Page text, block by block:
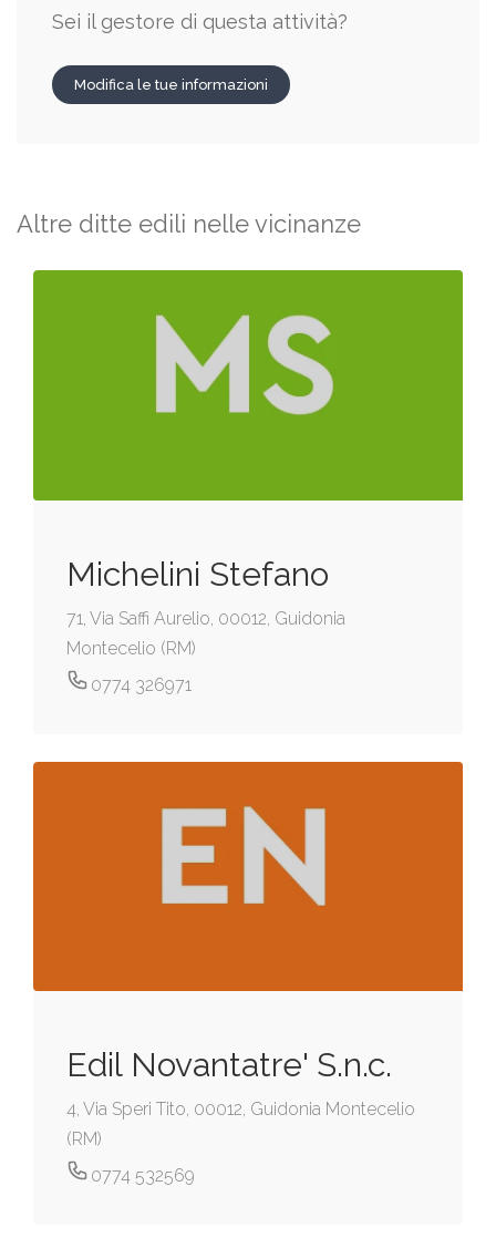
Sei il gestore di questa attività?
Modifica le tue informazioni
Altre ditte edili nelle vicinanze
Michelini Stefano
71, Via Saffi Aurelio, 00012, Guidonia
Montecelio (RM)
0774 326971
Edil Novantatre' S.n.c.
4, Via Speri Tito, 00012, Guidonia Montecelio
(RM)
0774 532569